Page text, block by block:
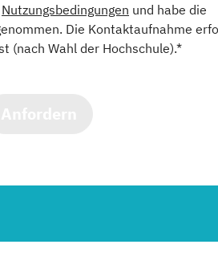
Nutzungsbedingungen und habe die
Die Kontaktaufnahme
(nach Wahl der Hochschule).*